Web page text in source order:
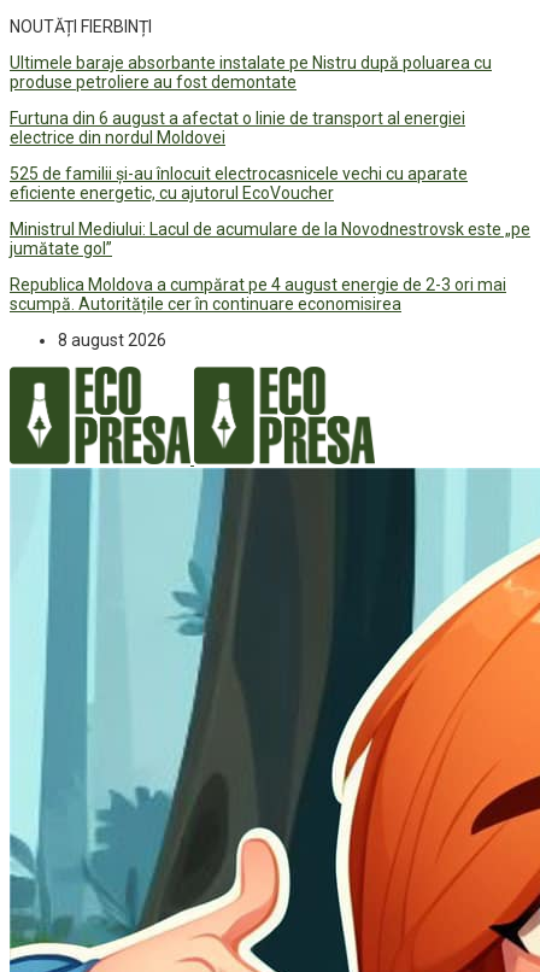
NOUTĂȚI FIERBINȚI
Ultimele baraje absorbante instalate pe Nistru după poluarea cu
produse petroliere au fost demontate
Furtuna din 6 august a afectat o linie de transport al energiei
electrice din nordul Moldovei
525 de familii și-au înlocuit electrocasnicele vechi cu aparate
eficiente energetic, cu ajutorul EcoVoucher
Ministrul Mediului: Lacul de acumulare de la Novodnestrovsk este „pe
jumătate gol”
Republica Moldova a cumpărat pe 4 august energie de 2-3 ori mai
scumpă. Autoritățile cer în continuare economisirea
8 august 2026